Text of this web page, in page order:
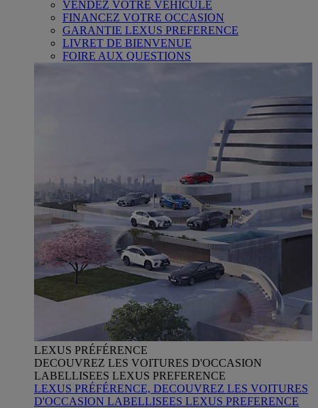
VENDEZ VOTRE VEHICULE
FINANCEZ VOTRE OCCASION
GARANTIE LEXUS PREFERENCE
LIVRET DE BIENVENUE
FOIRE AUX QUESTIONS
LEXUS PRÉFÉRENCE
DECOUVREZ LES VOITURES D'OCCASION
LABELLISEES LEXUS PREFERENCE
LEXUS PRÉFÉRENCE, DECOUVREZ LES VOITURES
D'OCCASION LABELLISEES LEXUS PREFERENCE